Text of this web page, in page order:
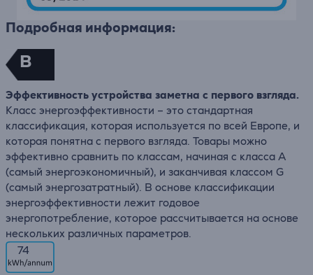
Подробная информация:
B
Эффективность устройства заметна с первого взгляда.
Класс энергоэффективности – это стандартная
классификация, которая используется по всей Европе, и
которая понятна с первого взгляда. Товары можно
эффективно сравнить по классам, начиная с класса А
(самый энергоэкономичный), и заканчивая классом G
(самый энергозатратный). В основе классификации
энергоэффективности лежит годовое
энергопотребление, которое рассчитывается на основе
нескольких различных параметров.
74